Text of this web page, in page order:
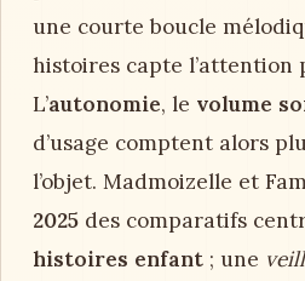
une courte boucle
histoires capte l’attention
L’autonomie, le volume
d’usage comptent alors
l’objet. Madmoizelle et
2025 des comparatifs
histoires enfant ; une